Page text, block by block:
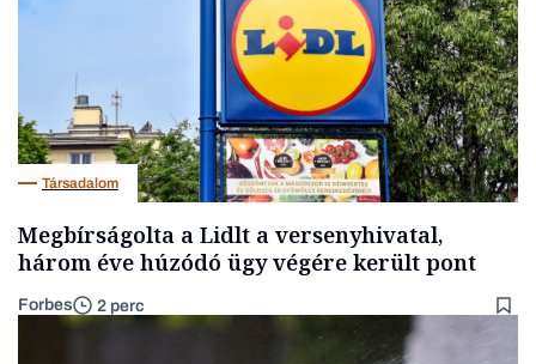
Társadalom
Megbírságolta a Lidlt a versenyhivatal,
három éve húzódó ügy végére került pont
Forbes 2 perc